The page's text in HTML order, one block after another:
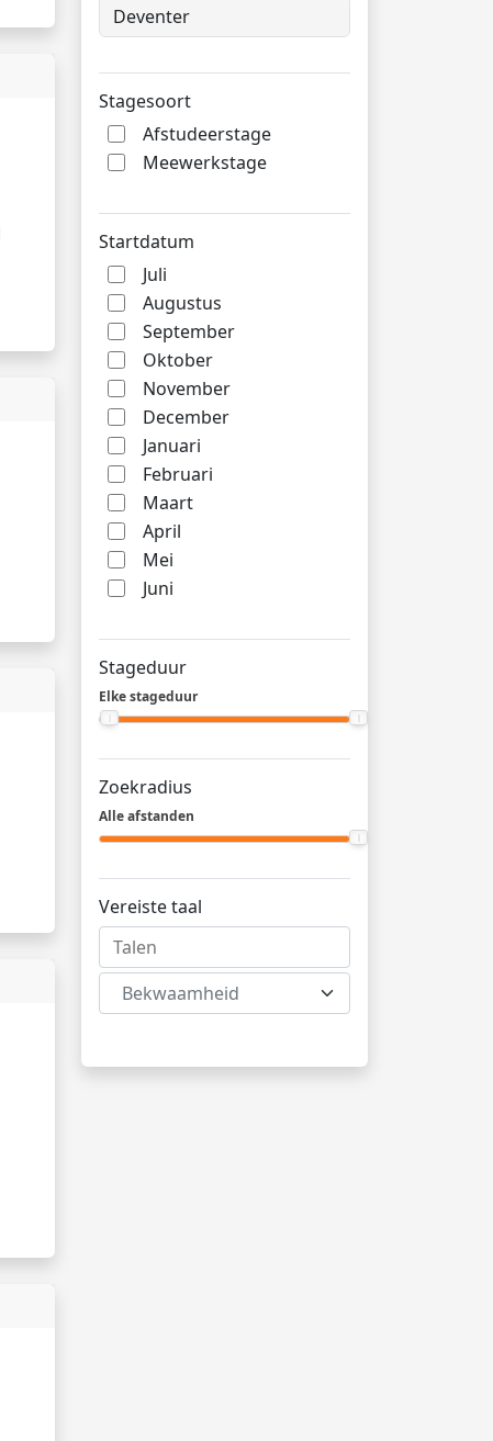
Stagesoort
Afstudeerstage
Meewerkstage
Startdatum
Juli
Augustus
September
Oktober
November
December
Januari
Februari
Maart
April
Mei
Juni
Stageduur
Elke stageduur
Zoekradius
Alle afstanden
Vereiste taal
Bekwaamheid